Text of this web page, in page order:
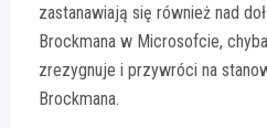
zastanawiają się również nad
Brockmana w Microsofcie,
zrezygnuje i przywróci na
Brockmana.